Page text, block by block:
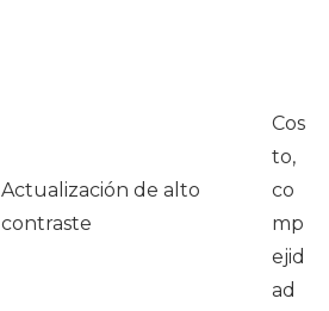
Actualización de alto
contraste
Cos
to,
co
mpl
ejid
ad